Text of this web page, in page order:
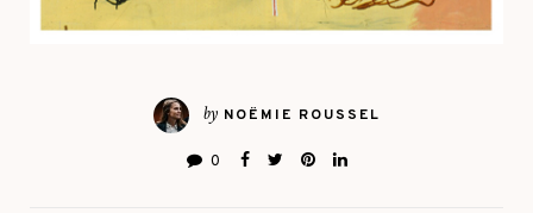
by NOËMIE ROUSSEL
0